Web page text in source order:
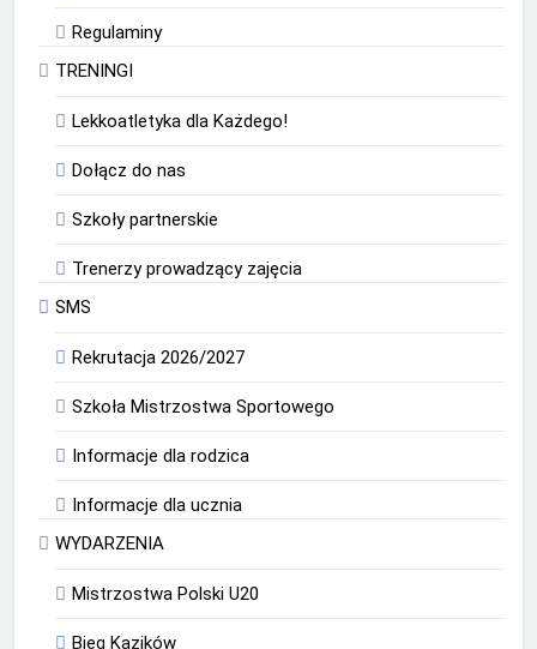
Regulaminy
TRENINGI
Lekkoatletyka dla Każdego!
Dołącz do nas
Szkoły partnerskie
Trenerzy prowadzący zajęcia
SMS
Rekrutacja 2026/2027
Szkoła Mistrzostwa Sportowego
Informacje dla rodzica
Informacje dla ucznia
WYDARZENIA
Mistrzostwa Polski U20
Bieg Kazików